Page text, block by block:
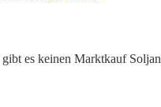
gibt es keinen Marktkauf